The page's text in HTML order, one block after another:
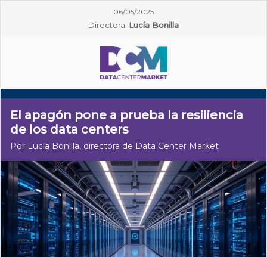
06/05/2025
Directora: Lucía Bonilla
El apagón pone a prueba la resiliencia
de los data centers
Por Lucía Bonilla, directora de Data Center Market